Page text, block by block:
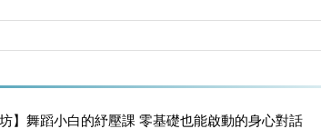
】舞蹈小白的紓壓課 零基礎也能啟動的身心對話